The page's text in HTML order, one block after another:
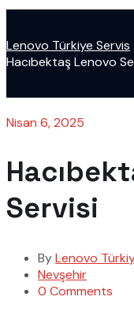
Lenovo Türkiye Servis
Hacıbektaş Lenovo
Nisan 6, 2025
Servisi
ByLenovo
Nevşehir
0 Comments